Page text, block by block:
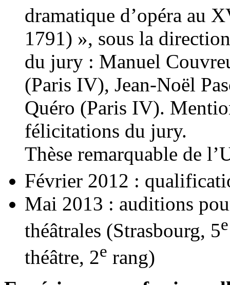
dramatique d’opéra au
1791) », sous la
du jury : Manuel
(Paris IV), Jean-Noël
Quéro (Paris IV).
félicitations du jury.
Thèse remarquable de
Février 2012 :
Mai 2013 : auditions
théâtrales (Strasbourg, 5e
théâtre, 2e rang)